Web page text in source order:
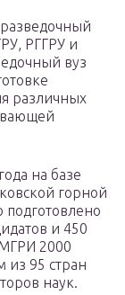
РГГРУ и
вуз
различных
на базе
горной
и 450
2000
из 95 стран
наук.